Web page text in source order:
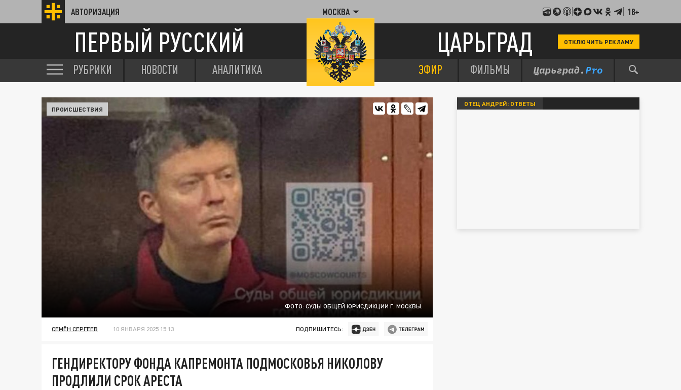
АВТОРИЗАЦИЯ МОСКВА 18+
ПЕРВЫЙ РУССКИЙ ЦАРЬГРАД ОТКЛЮЧИТЬ РЕКЛАМУ
РУБРИКИ НОВОСТИ АНАЛИТИКА ЭФИР ФИЛЬМЫ
ФОТО: СУДЫ ОБЩЕЙ ЮРИСДИКЦИИ Г. МОСКВЫ.
ПРОИСШЕСТВИЯ
СЕМЁН СЕРГЕЕВ 10 ЯНВАРЯ 2025 15:13 ПОДПИШИТЕСЬ:
ГЕНДИРЕКТОРУ ФОНДА КАПРЕМОНТА ПОДМОСКОВЬЯ НИКОЛОВУ
ПРОДЛИЛИ СРОК АРЕСТА
ОТЕЦ АНДРЕЙ: ОТВЕТЫ